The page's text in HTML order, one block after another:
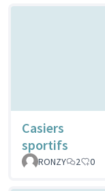
Casiers
sportifs
RONZY
2 0